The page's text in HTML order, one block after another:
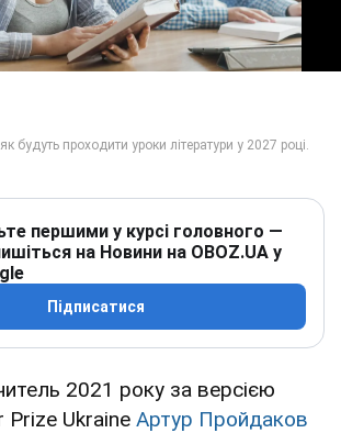
першими у курсі головного —
на Новини на OBOZ.UA у
Підписатися
2021 року за версією
Prize Ukraine Артур Пройдаков